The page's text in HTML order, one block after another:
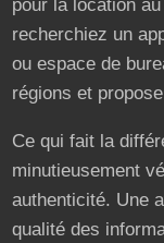
pour la location
recherchiez un
ou espace de
régions et
Ce qui fait la
minutieusement
authenticité. Une
qualité des